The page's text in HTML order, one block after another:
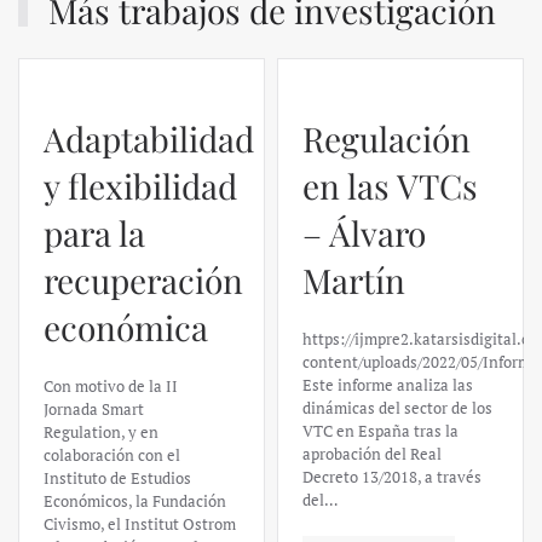
Más trabajos de investigación
Adaptabilidad
y flexibilidad
para la
recuperación
económica
Con motivo de la II
Jornada Smart
Regulation, y en
colaboración con el
Instituto de Estudios
Económicos, la Fundación
Civismo, el Institut Ostrom
Regulación
en las VTCs
– Álvaro
Martín
https://
content/uploads/2022/05/
Este informe analiza las
dinámicas del sector de los
VTC en España tras la
aprobación del Real
Decreto 13/2018, a través
del…